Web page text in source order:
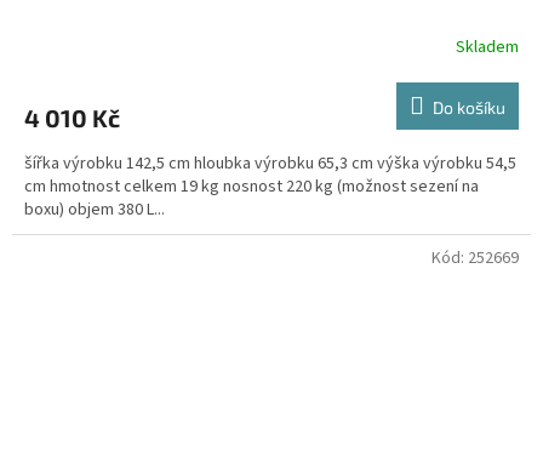
Skladem
4 010 Kč Do košíku
šířka výrobku 142,5 cm hloubka výrobku 65,3 cm výška výrobku 54,5
cm hmotnost celkem 19 kg nosnost 220 kg (možnost sezení na
boxu) objem 380 L...
Kód: 252669